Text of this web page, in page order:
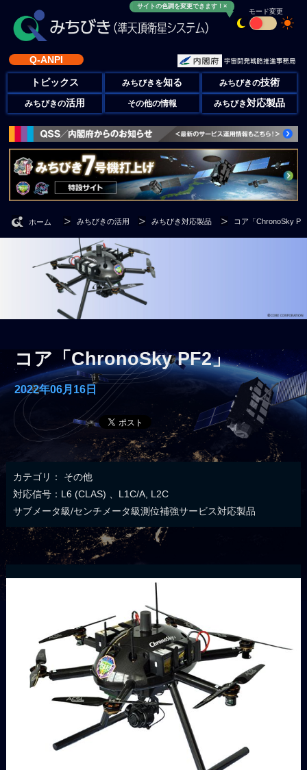
サイトの色調を変更できます！×
モード変更
Q-ANPI
トピックス みちびきを知る みちびきの技術
みちびきの活用 その他の情報 みちびき対応製品
ホーム みちびきの活用 みちびき対応製品 コア「ChronoSky
コア「ChronoSky PF2」
2022年06月16日
カテゴリ： その他
対応信号：L6 (CLAS) 、L1C/A, L2C
サブメータ級/センチメータ級測位補強サービス対応製品